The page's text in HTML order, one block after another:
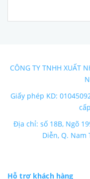
CÔNG TY TNHH XUẤT
Giấy phép KD:
Địa chỉ: số 18B, Ngõ
Diễn, Q. Nam
Hỗ trợ khách hàng